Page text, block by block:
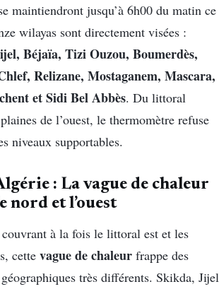
maintiendront jusqu’à 6h00 du matin ce
wilayas sont directement visées :
Béjaïa, Tizi Ouzou, Boumerdès,
Relizane, Mostaganem, Mascara,
et Sidi Bel Abbès. Du littoral
de l’ouest, le thermomètre refuse
niveaux supportables.
: La vague de chaleur
nord et l’ouest
à la fois le littoral est et les
cette vague de chaleur frappe des
très différents. Skikda, Jijel